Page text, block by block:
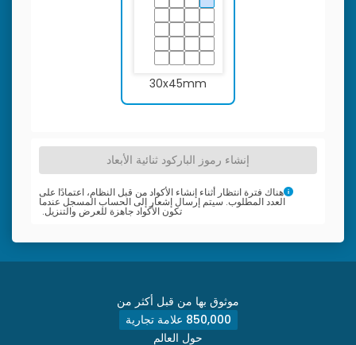
30x45mm
إنشاء رموز الباركود ثنائية الأبعاد
هناك فترة انتظار أثناء إنشاء الأكواد من قبل النظام، اعتمادًا على
العدد المطلوب. سيتم إرسال إشعار إلى الحساب المسجل عندما
تكون الأكواد جاهزة للعرض والتنزيل.
موثوق بها من قبل أكثر من
850,000 علامة تجارية
حول العالم